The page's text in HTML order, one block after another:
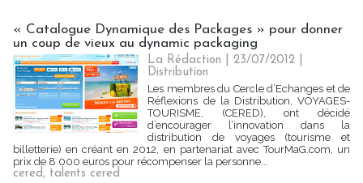
« Catalogue Dynamique des Packages » pour donner
un coup de vieux au dynamic packaging
La Rédaction | 23/07/2012
Distribution
Les membres du Cercle d’Echanges et de
Réflexions de la Distribution, VOYAGES-
TOURISME, (CERED), ont décidé
d’encourager l’innovation dans la
distribution de voyages (tourisme et
billetterie) en créant en 2012, en partenariat avec TourMaG.com, un
prix de 8 000 euros pour récompenser la personne...
cered, talents cered